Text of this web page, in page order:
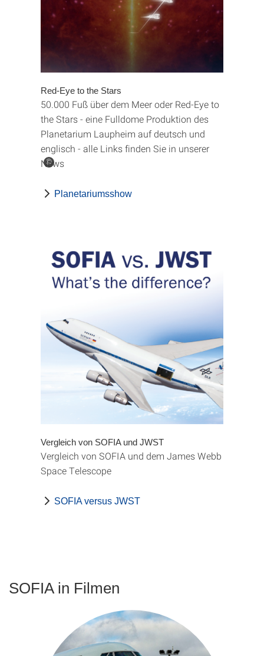
©
Red-Eye to the Stars
50.000 Fuß über dem Meer oder Red-Eye to
the Stars - eine Fulldome Produktion des
Planetarium Laupheim auf deutsch und
englisch - alle Links finden Sie in unserer
News
Planetariumsshow
Vergleich von SOFIA und JWST
Vergleich von SOFIA und dem James Webb
Space Telescope
SOFIA versus JWST
SOFIA in Filmen